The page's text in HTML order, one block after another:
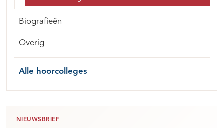
Biografieën
Overig
Alle hoorcolleges
NIEUWSBRIEF